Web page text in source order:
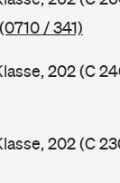
(0710 / 341)
202 (C
202 (C